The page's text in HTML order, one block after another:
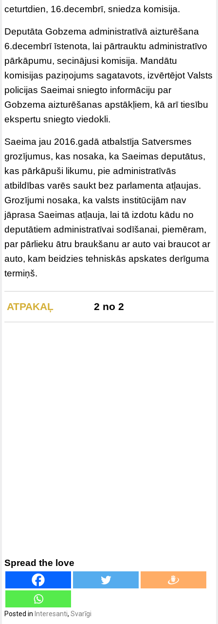
ceturtdien, 16.decembrī, sniedza komisija.
Deputāta Gobzema administratīvā aizturēšana
6.decembrī īstenota, lai pārtrauktu administratīvo
pārkāpumu, secinājusi komisija. Mandātu
komisijas paziņojums sagatavots, izvērtējot Valsts
policijas Saeimai sniegto informāciju par
Gobzema aizturēšanas apstākļiem, kā arī tiesību
ekspertu sniegto viedokli.
Saeima jau 2016.gadā atbalstīja Satversmes
grozījumus, kas nosaka, ka Saeimas deputātus,
kas pārkāpuši likumu, pie administratīvās
atbildības varēs saukt bez parlamenta atļaujas.
Grozījumi nosaka, ka valsts institūcijām nav
jāprasa Saeimas atļauja, lai tā izdotu kādu no
deputātiem administratīvai sodīšanai, piemēram,
par pārlieku ātru braukšanu ar auto vai braucot ar
auto, kam beidzies tehniskās apskates derīguma
termiņš.
ATPAKAĻ 2 no 2
Spread the love
Posted in Interesanti,Svarīgi